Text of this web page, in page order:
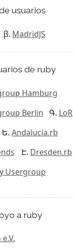
usuarios
MadridJS
de ruby
Hamburg
Berlin
LoR
Andalucia.rb
Dresden.rb
Usergroup
a ruby